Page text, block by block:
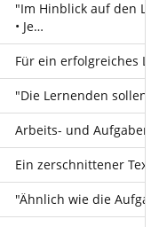
"Im Hinblick auf den
• Je…
Für ein erfolgreiches
"Die Lernenden sollen
Arbeits- und
Ein zerschnittener
"Ähnlich wie die